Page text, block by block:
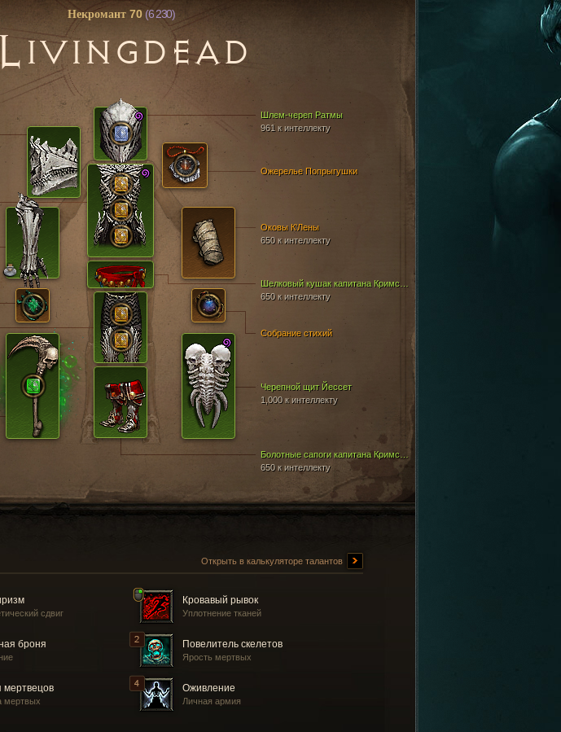
Некромант70 (6 230)
IVINGDEAD
Шлем-череп Ратмы
961 к интеллекту
650 к интеллекту
Оковы К'Лены
650 к интеллекту
Черепной щит Йессет
1,000 к интеллекту
650 к интеллекту
Собрание стихий
Ожерелье Попрыгушки
Открыть в калькуляторе талантов
сдвиг
Кровавый рывок
Уплотнение тканей
броня Повелитель скелетов
Ярость мертвых
мертвецов
мертвых
Оживление
Личная армия